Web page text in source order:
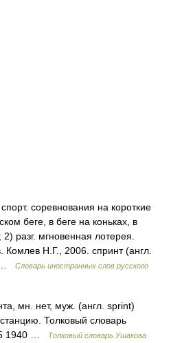
соревнования на короткие
беге, в беге на коньках, в
разг. мгновенная лотерея.
Комлев Н.Г., 2006. спринт (англ.
…
Словарь иностранных слов русского
мн. нет, муж. (англ. sprint)
Толковый словарь
1940 …
Толковый словарь Ушакова